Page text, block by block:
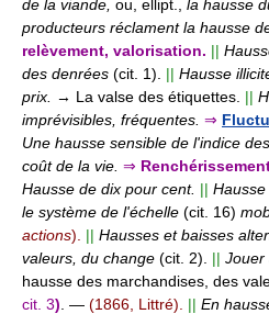
de la viande, ou, ellipt., la hausse
producteurs réclament la hausse
relèvement, valorisation. ||
des denrées (cit. 1). || Hausse
prix.
→ La valse des étiquettes. ||
imprévisibles, fréquentes. ⇒
Une hausse sensible de l'indice
coût de la vie. ⇒
Hausse de dix pour cent. ||
le système de l'échelle (cit. 16)
actions). || Hausses et baisses
valeurs, du change (cit. 2). || Jouer
hausse des marchandises, des
cit. 3) — (1866, Littré). || En